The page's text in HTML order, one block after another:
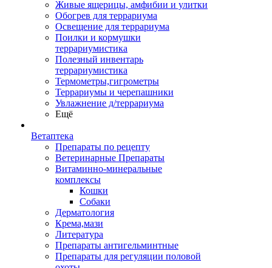
Живые ящерицы, амфибии и улитки
Обогрев для террариума
Освещение для террариума
Поилки и кормушки
террариумистика
Полезный инвентарь
террариумистика
Термометры,гигрометры
Террариумы и черепашники
Увлажнение д/террариума
Ещё
Ветаптека
Препараты по рецепту
Ветеринарные Препараты
Витаминно-минеральные
комплексы
Кошки
Собаки
Дерматология
Крема,мази
Литература
Препараты антигельминтные
Препараты для регуляции половой